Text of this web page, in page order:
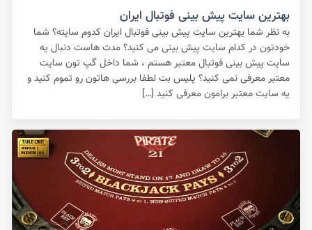
بهترین سایت پیش بینی فوتبال ایران
به نظر شما بهترین سایت پیش بینی فوتبال ایران کدوم سایته؟ شما
خودتون در کدام سایت پیش بینی می کنید؟ مدت هاست دنبال یه
سایت پیش بینی فوتبال معتبر هستم ، شما داخل گپ تون سایت
معتبر معرفی نمی کنید؟ پلیس بت لطفا بررسی هاتون رو تموم کنید و
یه سایت معتبر برامون معرفی کنید […]